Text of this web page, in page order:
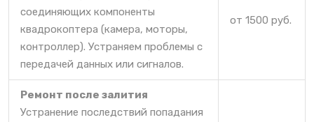
соединяющих компоненты
квадрокоптера (камера, моторы,
контроллер). Устраняем проблемы с
передачей данных или сигналов.
от 1500 руб.
Ремонт после залития
Устранение последствий попадания